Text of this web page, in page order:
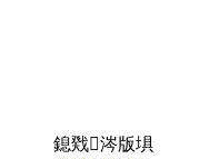
鎴戣涔版埧